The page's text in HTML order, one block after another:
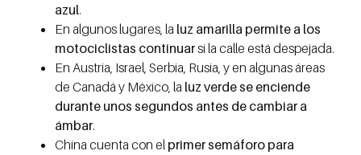
azul.
En algunos lugares, la luz amarilla permite a los
motociclistas continuarsi la calle está despejada.
En Austria, Israel, Serbia, Rusia, y en algunas áreas
de Canadá y México, la luz verde se enciende
durante unos segundos antes de cambiar a
ámbar.
China cuenta con el primer semáforo para